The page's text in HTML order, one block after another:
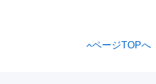
ページTOPへ